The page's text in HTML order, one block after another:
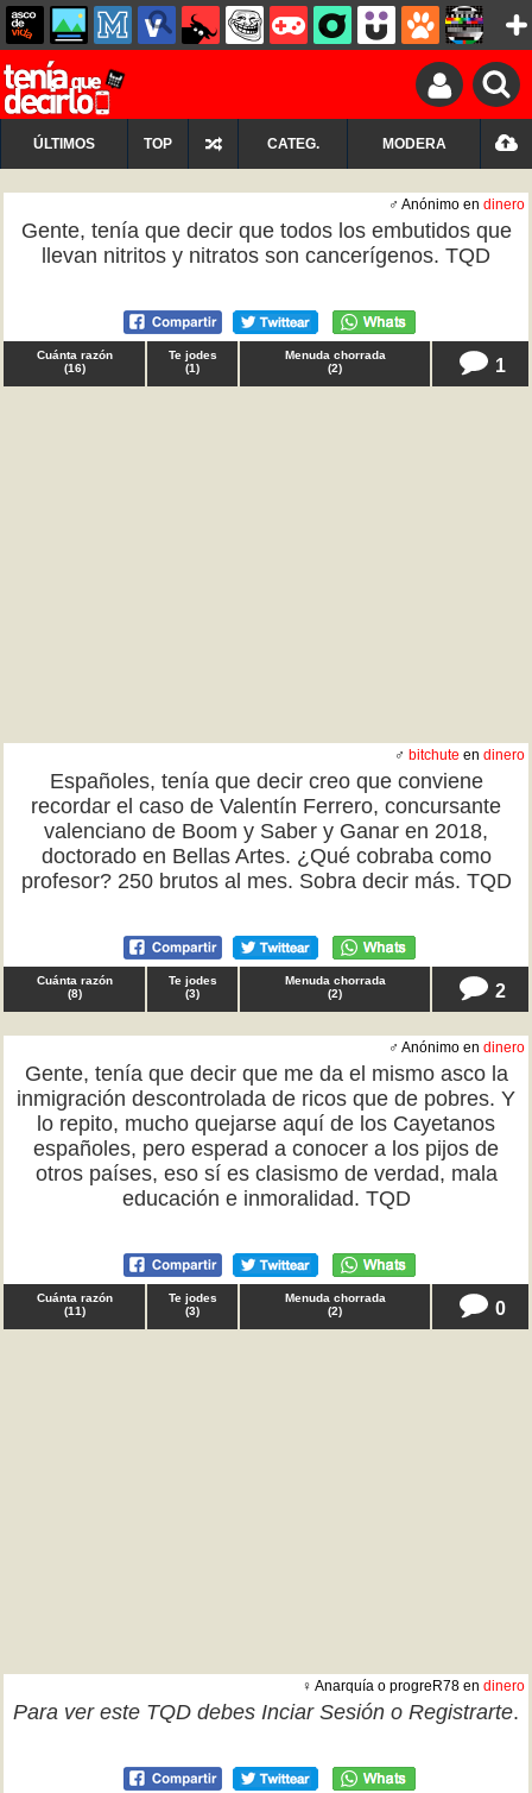
ÚLTIMOS TOP CATEG. MODERA
♂ Anónimo en dinero
Gente, tenía que decir que todos los embutidos que
llevan nitritos y nitratos son cancerígenos. TQD
Cuánta razón
(16)
Te jodes
(1)
Menuda chorrada
(2) 1
♂ bitchute en dinero
Españoles, tenía que decir creo que conviene
recordar el caso de Valentín Ferrero, concursante
valenciano de Boom y Saber y Ganar en 2018,
doctorado en Bellas Artes. ¿Qué cobraba como
profesor? 250 brutos al mes. Sobra decir más. TQD
Cuánta razón
(8)
Te jodes
(3)
Menuda chorrada
(2) 2
♂ Anónimo en dinero
Gente, tenía que decir que me da el mismo asco la
inmigración descontrolada de ricos que de pobres. Y
lo repito, mucho quejarse aquí de los Cayetanos
españoles, pero esperad a conocer a los pijos de
otros países, eso sí es clasismo de verdad, mala
educación e inmoralidad. TQD
Cuánta razón
(11)
Te jodes
(3)
Menuda chorrada
(2) 0
♀ Anarquía o progreR78 en dinero
Para ver este TQD debes Inciar Sesión o Registrarte.